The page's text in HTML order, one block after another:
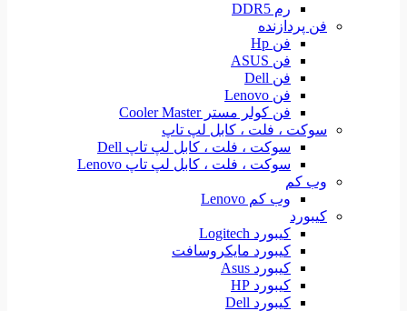
رم DDR5
فن پردازنده
فن Hp
فن ASUS
فن Dell
فن Lenovo
فن کولر مستر Cooler Master
سوکت ، فلت ، کابل لپ تاپ
سوکت ، فلت ، کابل لپ تاپ Dell
سوکت ، فلت ، کابل لپ تاپ Lenovo
وب کم
وب کم Lenovo
کیبورد
کیبورد Logitech
کیبورد مایکروسافت
کیبورد Asus
کیبورد HP
کیبورد Dell